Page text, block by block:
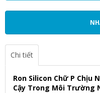
Chi tiết
Ron Silicon Chữ P Chịu
Cậy Trong Môi Trường